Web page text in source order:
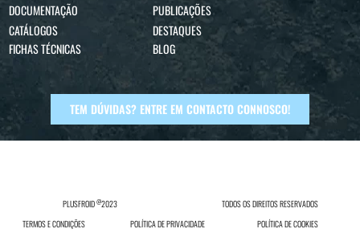
DOCUMENTAÇÃO
CATÁLOGOS
FICHAS TÉCNICAS
PUBLICAÇÕES
DESTAQUES
BLOG
TEM DÚVIDAS? ENTRE EM CONTACTO CONNOSCO!
PLUSFROID@2023
TODOS OS DIREITOS RESERVADOS
TERMOS E CONDIÇÕES
POLÍTICA DE PRIVACIDADE
POLÍTICA DE COOKIES